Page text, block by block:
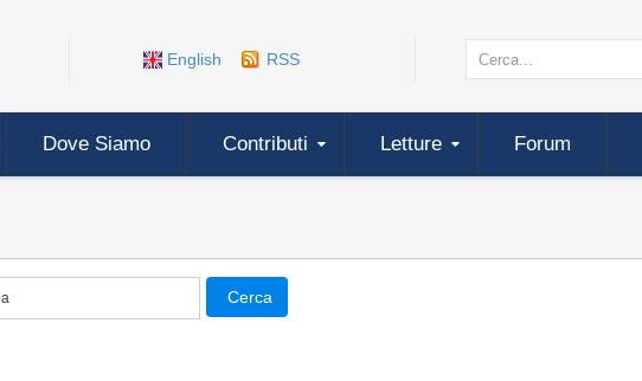
English RSS
Dove Siamo Contributi Letture Forum
Cerca